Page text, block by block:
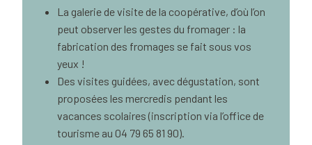
La galerie de visite de la coopérative, d’où l’on
peut observer les gestes du fromager : la
fabrication des fromages se fait sous vos
yeux !
Des visites guidées, avec dégustation, sont
proposées les mercredis pendant les
vacances scolaires (inscription via l’office de
tourisme au 04 79 65 81 90).